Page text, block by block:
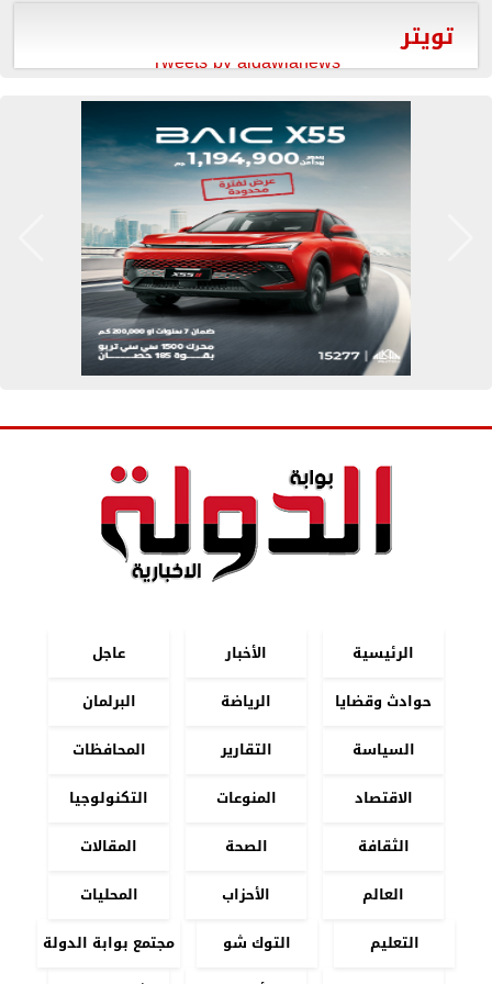
تويتر
Tweets by aldawlanews
الرئيسية الأخبار
عاجل
حوادث وقضايا
الرياضة
البرلمان
السياسة
التقارير
المحافظات
الاقتصاد
المنوعات
التكنولوجيا
الثقافة
الصحة
المقالات
العالم
الأحزاب
المحليات
التعليم
التوك شو
مجتمع بوابة الدولة